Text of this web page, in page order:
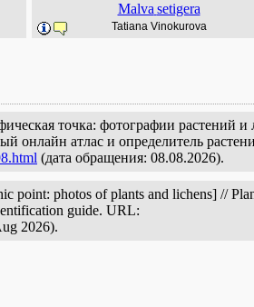
Malva setigera
Tatiana Vinokurova
точка: фотографии растений
онлайн атлас и определитель
(дата обращения: 08.08.2026).
photos of plants and lichens] //
guide. URL:
2026).